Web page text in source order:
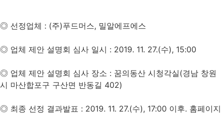
◎ 선정업체 : (주)푸드머스, 밀알에프에스
◎ 업체 제안 설명회 심사 일시 : 2019. 11. 27.(수), 15:00
◎ 업체 제안 설명회 심사 장소 : 꿈의동산 시청각실(경남 창원
시 마산합포구 구산면 반동길 402)
◎ 최종 선정 결과발표 : 2019. 11. 27.(수), 17:00 이후. 홈페이지